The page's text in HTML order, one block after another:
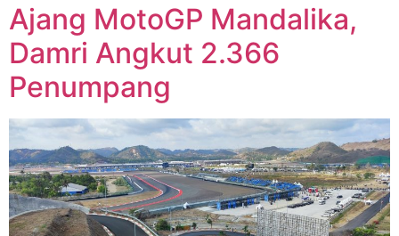
Ajang MotoGP Mandalika,
Damri Angkut 2.366
Penumpang